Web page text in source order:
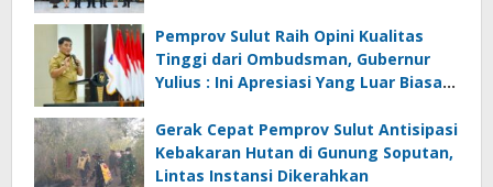
Pemprov Sulut Raih Opini Kualitas
Tinggi dari Ombudsman, Gubernur
Yulius : Ini Apresiasi Yang Luar Biasa,
Gerak Cepat Pemprov Sulut Antisipasi
Kebakaran Hutan di Gunung Soputan,
Lintas Instansi Dikerahkan